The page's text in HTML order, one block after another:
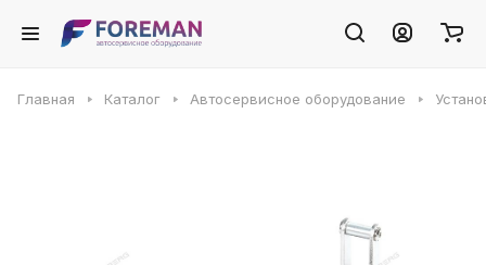
Главная Каталог Автосервисное оборудование